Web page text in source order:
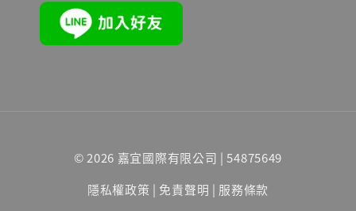
© 2026 嘉宜國際有限公司 | 54875649
隱私權政策 | 免責聲明 | 服務條款